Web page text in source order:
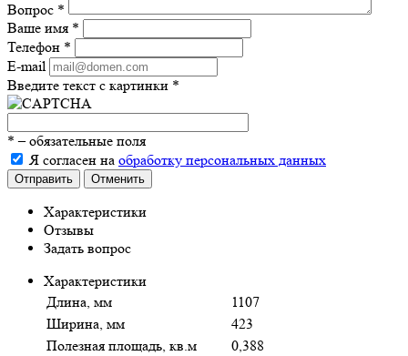
Вопрос *
Ваше имя *
Телефон *
E-mail
Введите текст с картинки *
* – обязательные поля
Я согласен на обработку персональных данных
Отправить Отменить
Характеристики
Отзывы
Задать вопрос
Характеристики
Длина, мм
1107
Ширина, мм
423
Полезная площадь, кв.м
0,388